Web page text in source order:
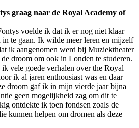
graag naar de Royal Academy of
voelde ik dat ik er nog niet klaar
te gaan. Ik wilde meer leren en mijzelf
ik aangenomen werd bij Muziektheater
droom om ook in Londen te studeren.
vele goede verhalen over the Royal
ik al jaren enthousiast was en daar
droom gaf ik in mijn vierde jaar bijna
geen mogelijkheid zag om dit te
ontdekte ik toen fondsen zoals de
kunnen helpen om dromen als deze